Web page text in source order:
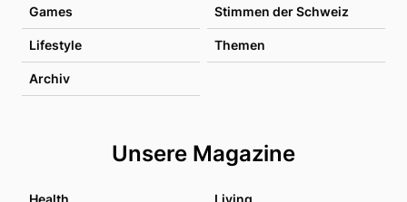
Games Stimmen der Schweiz
Lifestyle Themen
Archiv
Unsere Magazine
Health Living